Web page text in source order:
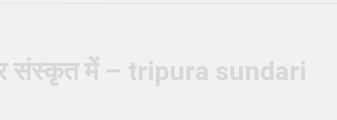
प्रकार – The Different Types of Rudrabhishek
संस्कृत में – tripura sundari